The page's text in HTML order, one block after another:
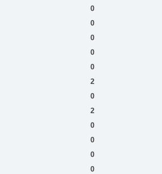
0
0
0
0
0
2
0
2
0
0
0
0